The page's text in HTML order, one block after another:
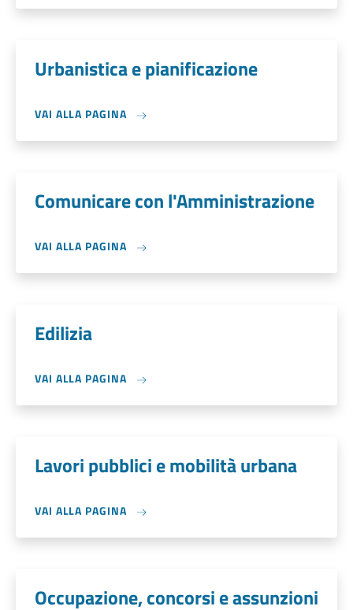
Urbanistica e pianificazione
VAI ALLA PAGINA
Comunicare con l'Amministrazione
VAI ALLA PAGINA
Edilizia
VAI ALLA PAGINA
Lavori pubblici e mobilità urbana
VAI ALLA PAGINA
Occupazione, concorsi e assunzioni